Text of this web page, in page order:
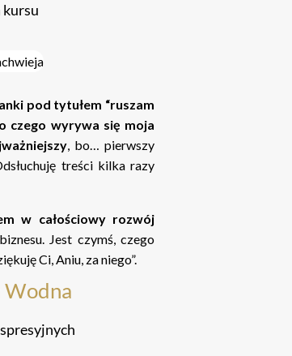
kursu
pod tytułem “ruszam
czego wyrywa się moja
, bo… pierwszy
treści kilka razy
w całościowy rozwój
Jest czymś, czego
Ci, Aniu, za niego”.